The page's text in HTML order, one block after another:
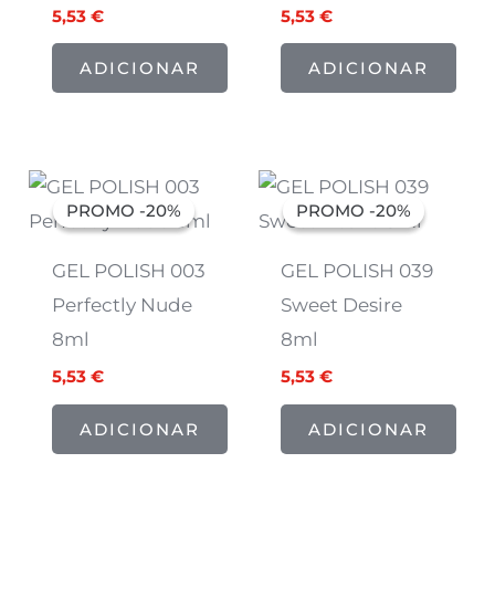
5,53 €
ADICIONAR
5,53€
ADICIONAR
PROMO -20%
PROMO -20%
GEL POLISH 003
Perfectly Nude
8ml
O
preço
original
6,91 €.
5,53 €
O
preço
atual
5,53 €.
ADICIONAR
PROMO -20%
PROMO -20%
GEL POLISH 039
Sweet Desire
8ml
O
preço
original
6,91 €.
5,53€
O
preço
atual
5,53 €.
ADICIONAR